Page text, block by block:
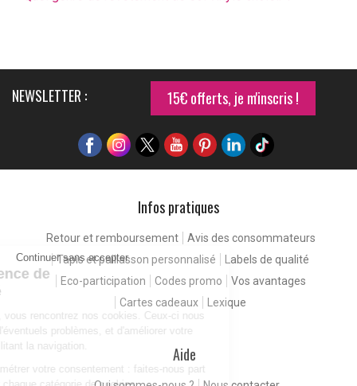
Continuer sans accepter
Pour une expérience de
meilleure qualité
En consultant notre site, vous rencontrez nos cookies. Ceux-ci nous
permettent de détecter d'éventuels problèmes, et d'améliorer votre
expérience client en facilitant la navigation.
Vous êtes libres de paramétrer votre consentement : faites-nous part
NEWSLETTER : 15€ offerts, je m'inscris !
Infos pratiques
Retour et remboursement
Avis des consommateurs
Tapis et paillasson personnalisé
Labels de qualité
Eco-participation
Codes promo
Vos avantages
Cartes cadeaux
Lexique
Aide